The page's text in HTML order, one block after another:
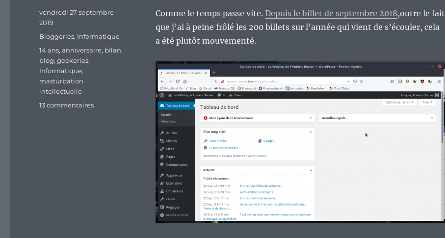
Comme le temps passe vite. Depuis le billet de septembre 2018,outre le fait
que j’ai à peine frôlé les 200 billets sur l’année qui vient de s’écouler, cela
a été plutôt mouvementé.
Publié
le
vendredi 27 septembre
2019
Catégories
Bloggeries, Informatique
Étiquettes
14 ans,anniversaire, bilan,
blog,geekeries,
Informatique,
masturbation
intellectuelle
13 commentairessur